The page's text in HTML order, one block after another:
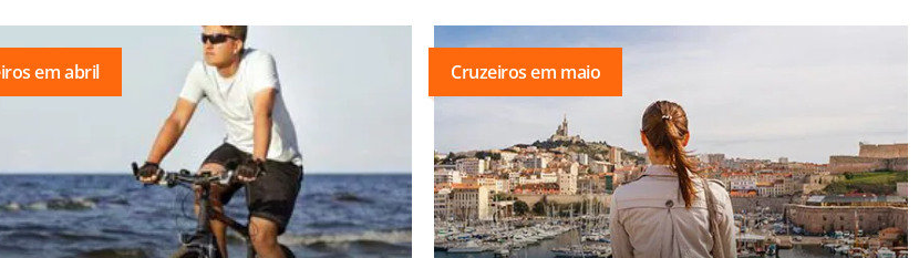
em abril Cruzeiros em maio